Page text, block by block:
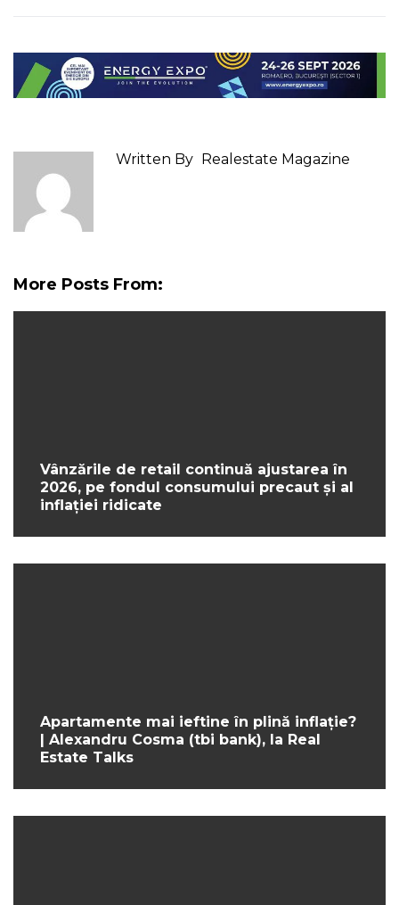
Written By Realestate Magazine
More Posts From:
Vânzările de retail continuă ajustarea în
2026, pe fondul consumului precaut și al
inflației ridicate
Apartamente mai ieftine în plină inflație?
| Alexandru Cosma (tbi bank), la Real
Estate Talks